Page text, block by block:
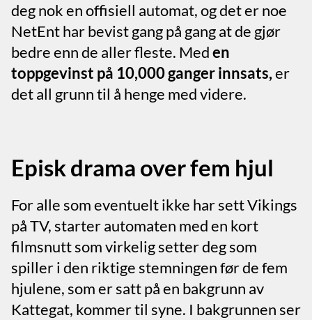
deg nok en offisiell automat, og det er noe
NetEnt har bevist gang på gang at de gjør
bedre enn de aller fleste. Meden
toppgevinst på 10,000 ganger innsats,er
det all grunn til å henge med videre.
Episk drama over fem hjul
For alle som eventuelt ikke har sett Vikings
på TV, starter automaten med en kort
filmsnutt som virkelig setter deg som
spiller i den riktige stemningen før de fem
hjulene, som er satt på en bakgrunn av
Kattegat, kommer til syne. I bakgrunnen ser